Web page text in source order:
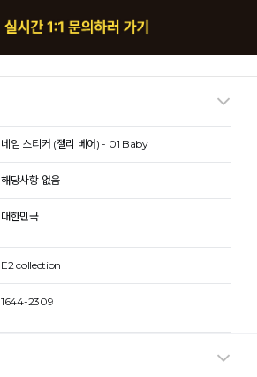
네임 스티커 (젤리 베어) - 01 Baby
해당사항 없음
대한민국
E2 collection
1644-2309